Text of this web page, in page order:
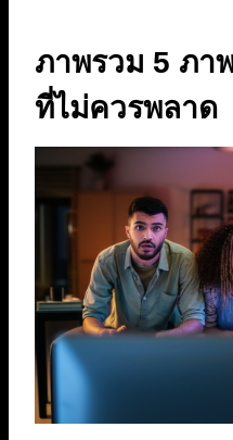
ภาพรวม 5 ภา
ที่ไม่ควรพลาด